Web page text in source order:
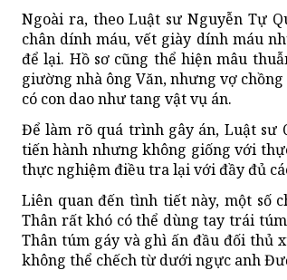
Ngoài ra, theo Luật sư Nguyễn Tự
chân dính máu, vết giày dính máu
để lại. Hồ sơ cũng thể hiện mâu
giường nhà ông Văn, nhưng vợ
có con dao như tang vật vụ án.
Để làm rõ quá trình gây án, Luật sư
tiến hành nhưng không giống với
thực nghiệm điều tra lại với đầy đủ
Liên quan đến tình tiết này, một số
Thân rất khó có thể dùng tay trái
Thân túm gáy và ghì ấn đầu đối thủ
không thể chếch từ dưới ngực anh